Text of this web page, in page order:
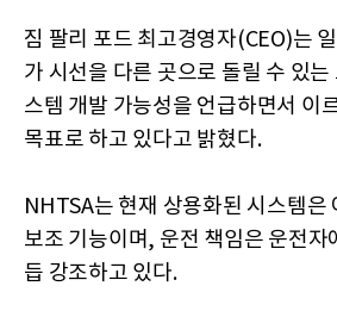
짐 팔리 포드 최고경영자(CEO)는
가 시선을 다른 곳으로 돌릴 수 있는
스템 개발 가능성을 언급하면서 이
목표로 하고 있다고 밝혔다.
NHTSA는 현재 상용화된 시스템은
보조 기능이며, 운전 책임은 운전자
듭 강조하고 있다.